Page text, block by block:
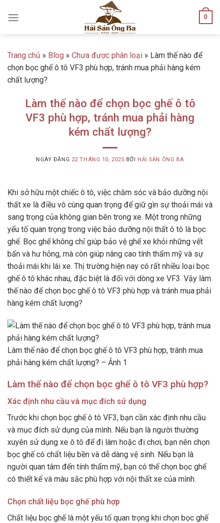
0
Trang chủ » Blog » Chưa được phân loại » Làm thế nào để
chọn bọc ghế ô tô VF3 phù hợp, tránh mua phải hàng kém
chất lượng?
Làm thế nào để chọn bọc ghế ô tô
VF3 phù hợp, tránh mua phải hàng
kém chất lượng?
NGÀY ĐĂNG 22 THÁNG 10, 2025 BỞI HẢI SẢN ÔNG BA
Khi sở hữu một chiếc ô tô, việc chăm sóc và bảo dưỡng nội
thất xe là điều vô cùng quan trọng để giữ gìn sự thoải mái và
sang trọng của không gian bên trong xe. Một trong những
yếu tố quan trọng trong việc bảo dưỡng nội thất ô tô là bọc
ghế. Bọc ghế không chỉ giúp bảo vệ ghế xe khỏi những vết
bẩn và hư hỏng, mà còn giúp nâng cao tính thẩm mỹ và sự
thoải mái khi lái xe. Thị trường hiện nay có rất nhiều loại bọc
ghế ô tô khác nhau, đặc biệt là đối với dòng xe VF3. Vậy làm
thế nào để chọn bọc ghế ô tô VF3 phù hợp và tránh mua phải
hàng kém chất lượng?
Làm thế nào để chọn bọc ghế ô tô VF3 phù hợp, tránh mua
phải hàng kém chất lượng? – Ảnh 1
Làm thế nào để chọn bọc ghế ô tô VF3 phù hợp?
Xác định nhu cầu và mục đích sử dụng
Trước khi chọn bọc ghế ô tô VF3, bạn cần xác định nhu cầu
và mục đích sử dụng của mình. Nếu bạn là người thường
xuyên sử dụng xe ô tô để đi làm hoặc đi chơi, bạn nên chọn
bọc ghế có chất liệu bền và dễ dàng vệ sinh. Nếu bạn là
người quan tâm đến tính thẩm mỹ, bạn có thể chọn bọc ghế
có thiết kế và màu sắc phù hợp với nội thất xe của mình.
Chọn chất liệu bọc ghế phù hợp
Chất liệu bọc ghế là một yếu tố quan trọng khi chọn bọc ghế